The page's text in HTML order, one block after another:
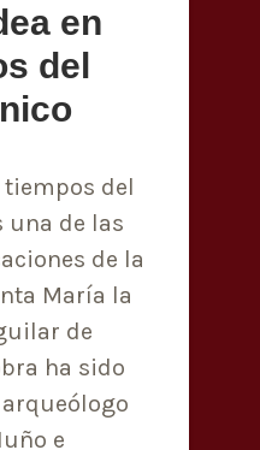
en
del
tiempos del
una de las
de la
María la
de
ha sido
e